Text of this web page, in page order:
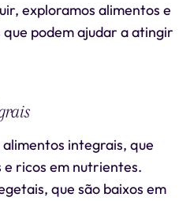
exploramos alimentos e
podem ajudar a atingir
integrais, que
e ricos em nutrientes.
que são baixos em